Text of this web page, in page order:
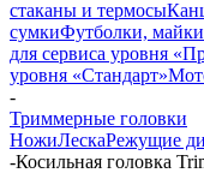
стаканы и термосы
сумкиФутболки,
для сервиса уровня
уровня «Стандарт»
-
Триммерные головки
НожиЛескаРежущие
-Косильная головка